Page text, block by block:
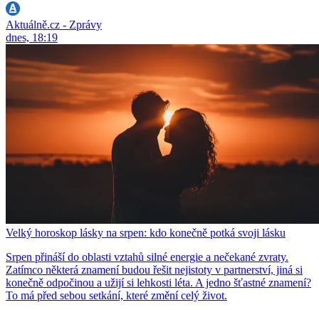
Aktuálně.cz - Zprávy
dnes, 18:19
Velký horoskop lásky na srpen: kdo konečně potká svoji lásku
Srpen přináší do oblasti vztahů silné energie a nečekané zvraty.
Zatímco některá znamení budou řešit nejistoty v partnerství, jiná si
konečně odpočinou a užijí si lehkosti léta. A jedno šťastné znamení?
To má před sebou setkání, které změní celý život.